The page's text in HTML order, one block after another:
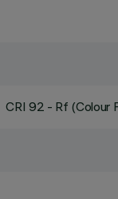
CRI 92 - Rf (Colour